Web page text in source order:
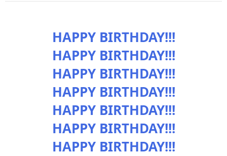
HAPPY BIRTHDAY!!!
HAPPY BIRTHDAY!!!
HAPPY BIRTHDAY!!!
HAPPY BIRTHDAY!!!
HAPPY BIRTHDAY!!!
HAPPY BIRTHDAY!!!
HAPPY BIRTHDAY!!!